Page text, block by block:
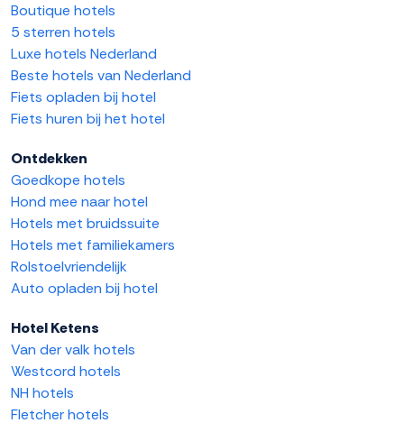
Boutique hotels
5 sterren hotels
Luxe hotels Nederland
Beste hotels van Nederland
Fiets opladen bij hotel
Fiets huren bij het hotel
Ontdekken
Goedkope hotels
Hond mee naar hotel
Hotels met bruidssuite
Hotels met familiekamers
Rolstoelvriendelijk
Auto opladen bij hotel
Hotel Ketens
Van der valk hotels
Westcord hotels
NH hotels
Fletcher hotels